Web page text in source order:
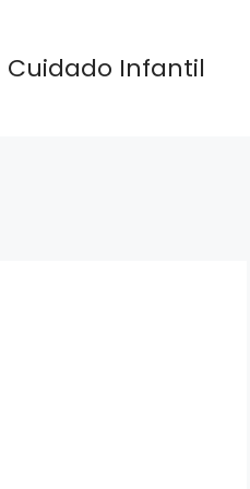
Cuidado Infantil